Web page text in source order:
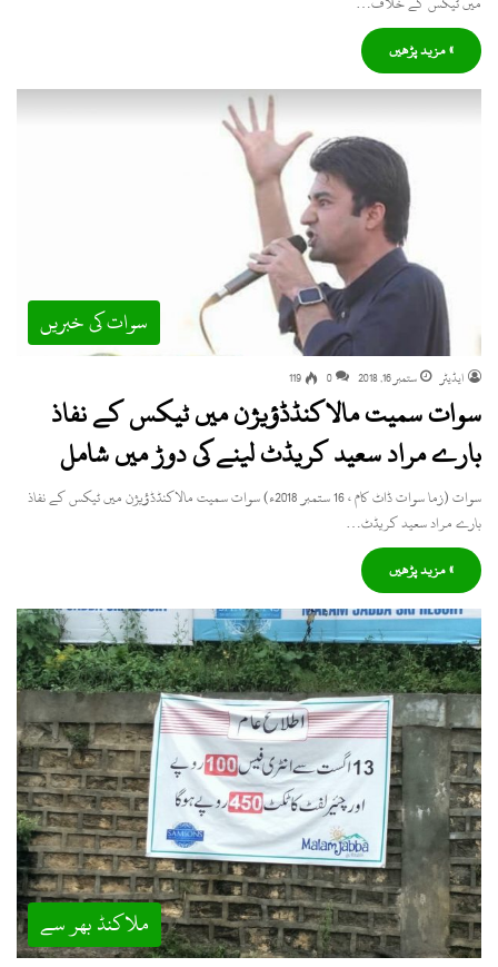
» مزید پڑھیں
سوات کی خبریں
ایڈیٹر ستمبر 16, 2018 0
119
سوات سمیت مالاکنڈڈؤیژن میں ٹیکس کے نفاذ
بارے مراد سعید کریڈٹ لینے کی دوڑ میں شامل
سوات (زما سوات ڈاٹ کام ، 16 ستمبر 2018ء) سوات سمیت مالاکنڈڈؤیژن میں ٹیکس کے نفاذ
بارے مراد سعید کریڈٹ…
» مزید پڑھیں
ملاکنڈ بھر سے